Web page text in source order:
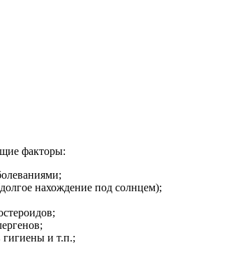
факторы:
нахождение под солнцем);
гигиены и т.п.;